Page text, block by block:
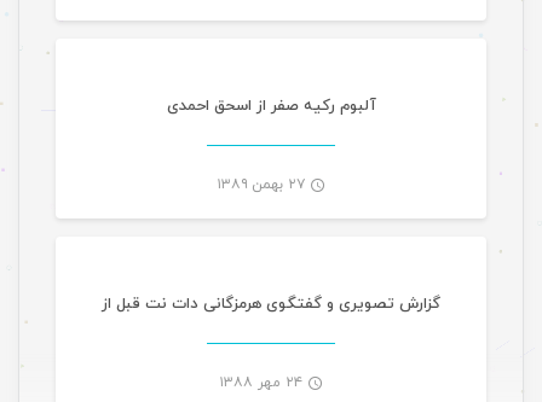
آلبوم رکیه صفر از اسحق احمدی
۲۷ بهمن ۱۳۸۹
گزارش تصویری و گفتگوی هرمزگانی دات نت قبل از
۲۴ مهر ۱۳۸۸